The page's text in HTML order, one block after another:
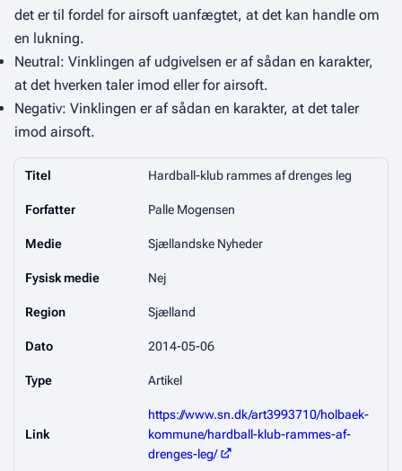
det er til fordel for airsoft uanfægtet, at det kan handle om
en lukning.
Neutral: Vinklingen af udgivelsen er af sådan en karakter,
at det hverken taler imod eller for airsoft.
Negativ: Vinklingen er af sådan en karakter, at det taler
imod airsoft.
Titel Hardball-klub rammes af drenges leg
Forfatter Palle Mogensen
Medie Sjællandske Nyheder
Fysisk medie Nej
Region Sjælland
Dato 2014-05-06
Type Artikel
Link
https://www.sn.dk/art3993710/holbaek-
kommune/hardball-klub-rammes-af-
drenges-leg/